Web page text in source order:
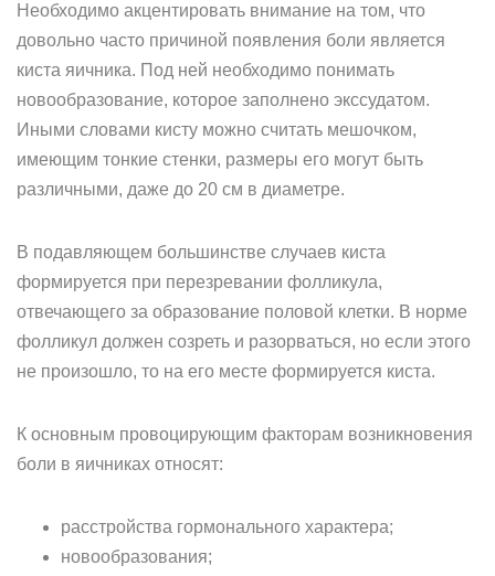
Необходимо акцентировать внимание на том, что
довольно часто причиной появления боли является
киста яичника. Под ней необходимо понимать
новообразование, которое заполнено экссудатом.
Иными словами кисту можно считать мешочком,
имеющим тонкие стенки, размеры его могут быть
различными, даже до 20 см в диаметре.
В подавляющем большинстве случаев киста
формируется при перезревании фолликула,
отвечающего за образование половой клетки. В норме
фолликул должен созреть и разорваться, но если этого
не произошло, то на его месте формируется киста.
К основным провоцирующим факторам возникновения
боли в яичниках относят:
расстройства гормонального характера;
новообразования;